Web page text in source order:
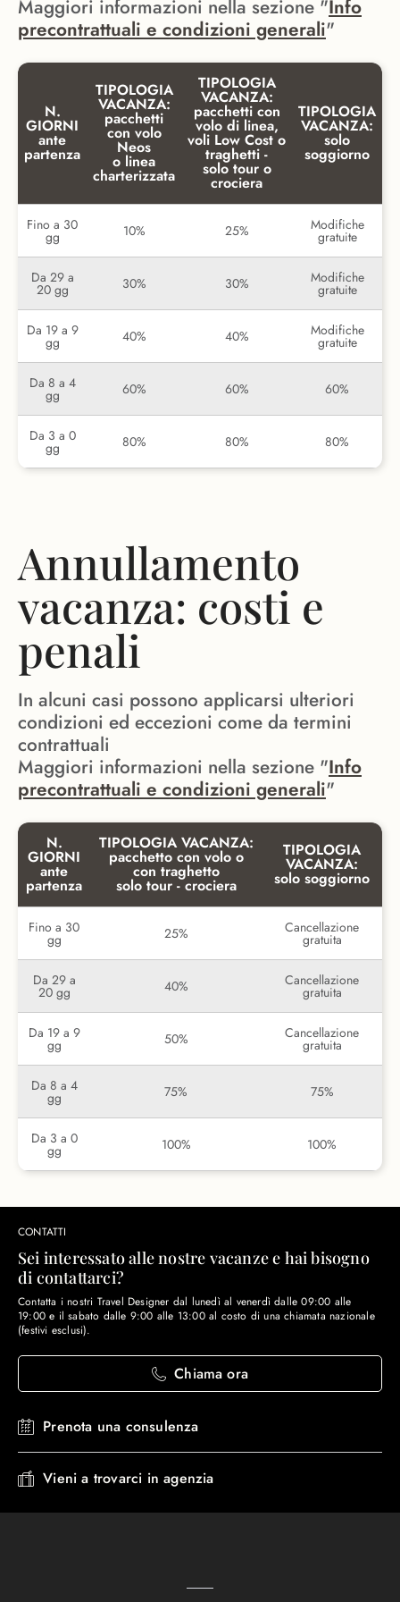
Maggiori informazioni nella sezione "Info
precontrattuali e condizioni generali"
N.
GIORNI
ante
partenza
TIPOLOGIA
VACANZA:
pacchetti
con volo
Neos
o linea
charterizzata
TIPOLOGIA
VACANZA:
pacchetti con
volo di linea,
voli Low Cost o
traghetti -
solo tour o
crociera
TIPOLOGIA
VACANZA:
solo
soggiorno
Fino a 30
gg 10% 25% Modifiche
gratuite
Da 29 a
20 gg 30% 30% Modifiche
gratuite
Da 19 a 9
gg 40% 40% Modifiche
gratuite
Da 8 a 4
gg 60% 60% 60%
Da 3 a 0
gg 80% 80% 80%
Annullamento
vacanza: costi e
penali
In alcuni casi possono applicarsi ulteriori
condizioni ed eccezioni come da termini
contrattuali
Maggiori informazioni nella sezione "Info
precontrattuali e condizioni generali"
N.
GIORNI
ante
partenza
TIPOLOGIA VACANZA:
pacchetto con volo o
con traghetto
solo tour - crociera
TIPOLOGIA
VACANZA:
solo soggiorno
Fino a 30
gg 25% Cancellazione
gratuita
Da 29 a
20 gg 40% Cancellazione
gratuita
Da 19 a 9
gg 50% Cancellazione
gratuita
Da 8 a 4
gg 75% 75%
Da 3 a 0
gg 100% 100%
CONTATTI
Sei interessato alle nostre vacanze e hai bisogno
di contattarci?
Contatta i nostri Travel Designer dal lunedì al venerdì dalle 09:00 alle
19:00 e il sabato dalle 9:00 alle 13:00 al costo di una chiamata nazionale
(festivi esclusi).
Chiama ora
Prenota una consulenza
Vieni a trovarci in agenzia